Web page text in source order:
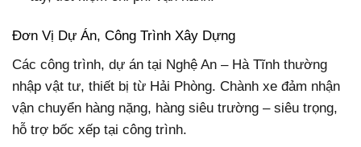
Đơn Vị Dự Án, Công Trình Xây Dựng
Các công trình, dự án tại Nghệ An – Hà Tĩnh thường
nhập vật tư, thiết bị từ Hải Phòng. Chành xe đảm nhận
vận chuyển hàng nặng, hàng siêu trường – siêu trọng,
hỗ trợ bốc xếp tại công trình.